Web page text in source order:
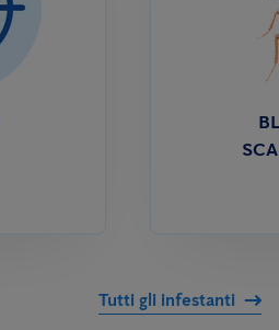
Tutti gli infestanti